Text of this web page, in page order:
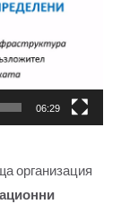
06:29
организация